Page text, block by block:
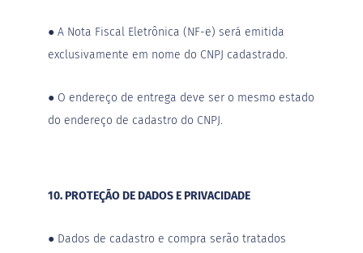
● A Nota Fiscal Eletrônica (NF-e) será emitida
exclusivamente em nome do CNPJ cadastrado.
● O endereço de entrega deve ser o mesmo estado
do endereço de cadastro do CNPJ.
10. PROTEÇÃO DE DADOS E PRIVACIDADE
● Dados de cadastro e compra serão tratados